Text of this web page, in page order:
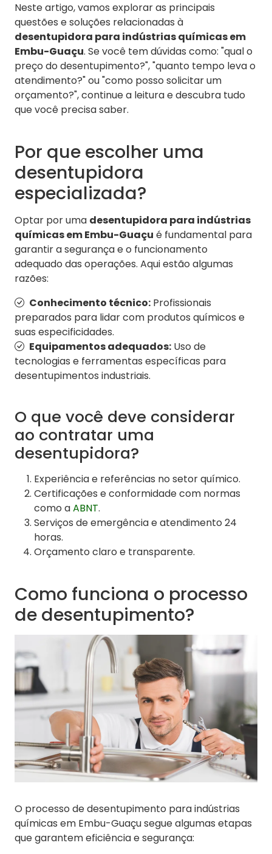
Neste artigo, vamos explorar as principais
questões e soluções relacionadas à
desentupidora para indústrias químicas em
Embu-Guaçu. Se você tem dúvidas como: "qual o
preço do desentupimento?", "quanto tempo leva o
atendimento?" ou "como posso solicitar um
orçamento?", continue a leitura e descubra tudo
que você precisa saber.
Por que escolher uma
desentupidora
especializada?
Optar por uma desentupidora para indústrias
químicas em Embu-Guaçu é fundamental para
garantir a segurança e o funcionamento
adequado das operações. Aqui estão algumas
razões:
Conhecimento técnico: Profissionais
preparados para lidar com produtos químicos e
suas especificidades.
Equipamentos adequados: Uso de
tecnologias e ferramentas específicas para
desentupimentos industriais.
O que você deve considerar
ao contratar uma
desentupidora?
Experiência e referências no setor químico.
Certificações e conformidade com normas
como aABNT.
Serviços de emergência e atendimento 24
horas.
Orçamento claro e transparente.
Como funciona o processo
de desentupimento?
O processo de desentupimento para indústrias
químicas em Embu-Guaçu segue algumas etapas
que garantem eficiência e segurança: